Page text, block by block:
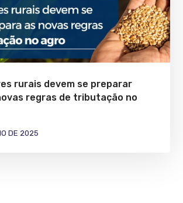
rurais devem se preparar
regras de tributação no
DE 2025